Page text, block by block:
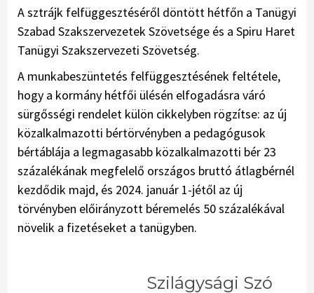
A sztrájk felfüggesztéséről döntött hétfőn a Tanügyi
Szabad Szakszervezetek Szövetsége és a Spiru Haret
Tanügyi Szakszervezeti Szövetség.
A munkabeszüntetés felfüggesztésének feltétele,
hogy a kormány hétfői ülésén elfogadásra váró
sürgősségi rendelet külön cikkelyben rögzítse: az új
közalkalmazotti bértörvényben a pedagógusok
bértáblája a legmagasabb közalkalmazotti bér 23
százalékának megfelelő országos bruttó átlagbérnél
kezdődik majd, és 2024. január 1-jétől az új
törvényben előirányzott béremelés 50 százalékával
növelik a fizetéseket a tanügyben.
Szilágysági Szó